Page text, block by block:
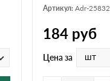
Артикул: Adr-25832
184 руб
Цена за шт